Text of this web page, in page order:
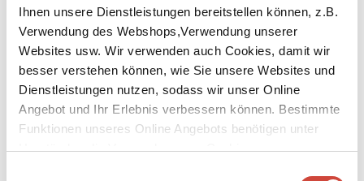
Ihnen unsere Dienstleistungen bereitstellen können, z.B.
Verwendung des Webshops,Verwendung unserer
Websites usw. Wir verwenden auch Cookies, damit wir
besser verstehen können, wie Sie unsere Websites und
Dienstleistungen nutzen, sodass wir unser Online
Angebot und Ihr Erlebnis verbessern können. Bestimmte
Funktionen unseres Online Angebots benötigen unter
Umständen die Verwendung von Cookies von
Download Bilddatei ↘